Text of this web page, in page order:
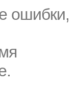
ошибки,